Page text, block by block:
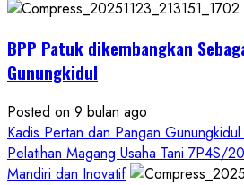
BPP Patuk dikembangkan
Gunungkidul
Posted on 9 bulan ago
Kadis Pertan dan Pangan
Pelatihan Magang Usaha Tani 7P4S/
Mandiri dan Inovatif